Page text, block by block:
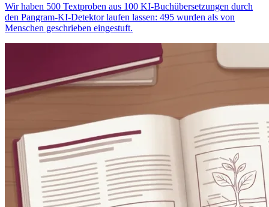
Wir haben 500 Textproben aus 100 KI-Buchübersetzungen durch
den Pangram-KI-Detektor laufen lassen: 495 wurden als von
Menschen geschrieben eingestuft.